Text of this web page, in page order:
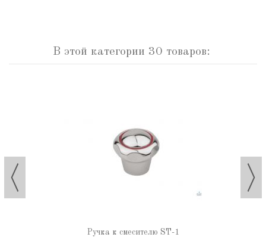
В этой категории 30 товаров:
Ручка к смесителю ST-1